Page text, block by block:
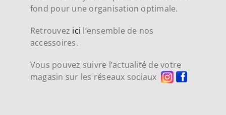
fond pour une organisation optimale.
Retrouvez ici l’ensemble de nos
accessoires.
Vous pouvez suivre l’actualité de votre
magasin sur les réseaux sociaux